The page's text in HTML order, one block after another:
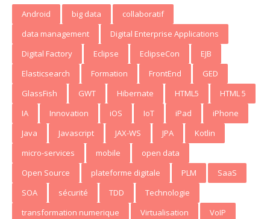
Android big data
collaboratif
data management
Digital Enterprise Applications
Digital Factory
Eclipse EclipseCon
EJB
Elasticsearch
Formation FrontEnd
GED
GlassFish
GWT Hibernate HTML5
HTML 5
IA
Innovation iOS IoT iPad
iPhone
Java
Javascript JAX-WS JPA
Kotlin
micro-services
mobile
open data
Open Source
plateforme digitale PLM
SaaS
SOA
sécurité TDD
Technologie
transformation numerique
Virtualisation
VoIP